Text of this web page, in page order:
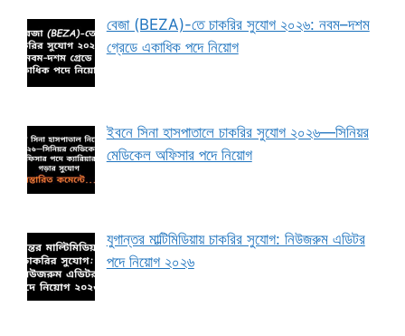
বেজা (BEZA)-তে চাকরির সুযোগ ২০২৬: নবম–দশম
গ্রেডে একাধিক পদে নিয়োগ
ইবনে সিনা হাসপাতালে চাকরির সুযোগ ২০২৬—সিনিয়র
মেডিকেল অফিসার পদে নিয়োগ
যুগান্তর মাল্টিমিডিয়ায় চাকরির সুযোগ: নিউজরুম এডিটর
পদে নিয়োগ ২০২৬